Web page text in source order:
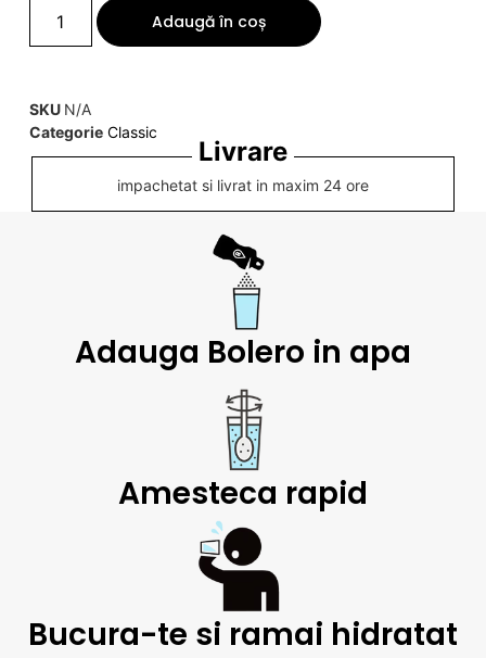
Adaugă în coș
SKU N/A
Categorie Classic
Livrare
impachetat si livrat in maxim 24 ore
Adauga Bolero in apa
Amesteca rapid
Bucura-te si ramai hidratat